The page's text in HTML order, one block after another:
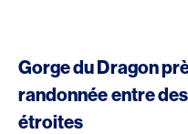
Gorge du Dragon
randonnée entre
étroites